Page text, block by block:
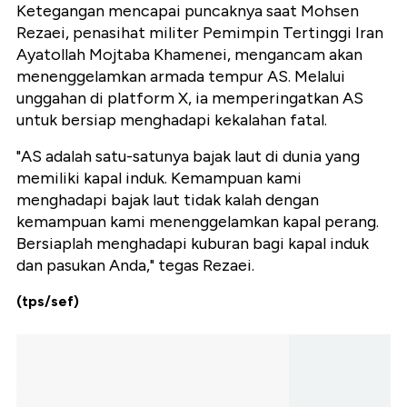
Ketegangan mencapai puncaknya saat Mohsen
Rezaei, penasihat militer Pemimpin Tertinggi Iran
Ayatollah Mojtaba Khamenei, mengancam akan
menenggelamkan armada tempur AS. Melalui
unggahan di platform X, ia memperingatkan AS
untuk bersiap menghadapi kekalahan fatal.
"AS adalah satu-satunya bajak laut di dunia yang
memiliki kapal induk. Kemampuan kami
menghadapi bajak laut tidak kalah dengan
kemampuan kami menenggelamkan kapal perang.
Bersiaplah menghadapi kuburan bagi kapal induk
dan pasukan Anda," tegas Rezaei.
(tps/sef)